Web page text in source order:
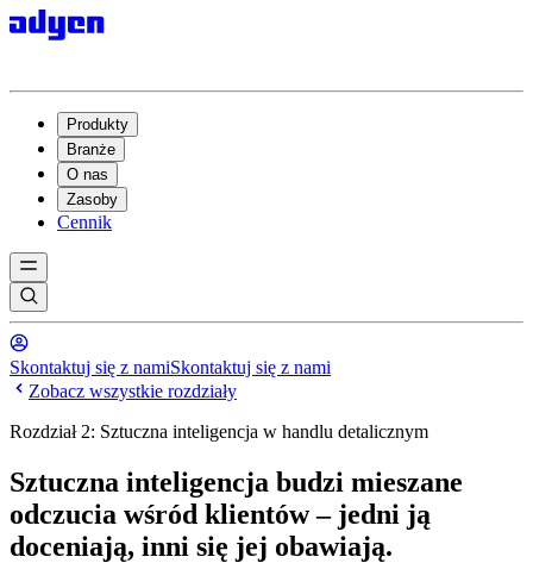
Produkty
Branże
O nas
Zasoby
Cennik
Skontaktuj się z namiSkontaktuj się z nami
Zobacz wszystkie rozdziały
Rozdział 2: Sztuczna inteligencja w handlu detalicznym
Sztuczna inteligencja budzi mieszane
odczucia wśród klientów – jedni ją
doceniają, inni się jej obawiają.